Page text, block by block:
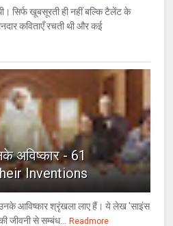
सिर्फ खूबसूरती ही नहीं बल्कि टैलेंट के
कविताएँ रचती थी और कई
अविष्कार - 61
Inventions
आविष्कार श्रृंखला लाए हैं। ये लेख 'साइंस
जीवनी से सम्बंध... Readmore